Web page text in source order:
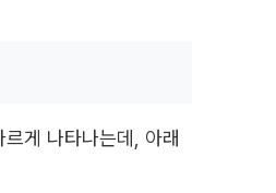
게 나타나는데, 아래